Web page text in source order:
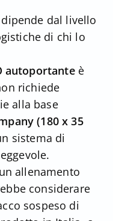
dal livello
di chi lo
autoportanteè
richiede
alla base
(180 x 35
sistema di
allenamento
considerare
sospeso di